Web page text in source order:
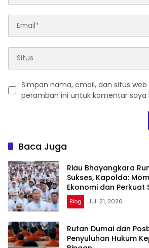
Simpan nama, email, dan situs
peramban ini untuk komentar saya
Baca Juga
Riau Bhayangkara
Sukses, Kapolda:
Ekonomi dan Perkuat
Blog Juli 21, 2026
Rutan Dumai dan
Penyuluhan Hukum